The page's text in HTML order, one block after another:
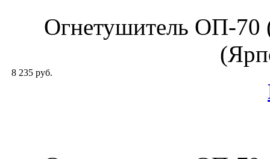
Огнетушитель ОП-
8 235 руб.